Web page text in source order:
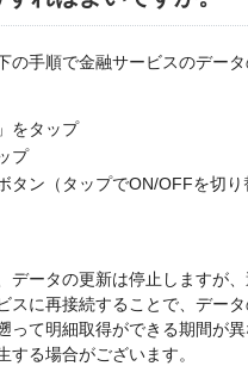
の手順で金融サービスのデー
をタップ
プ
タン（タップでON/OFFを切
データの更新は停止しますが
スに再接続することで、デー
って明細取得ができる期間が
る場合がございます。